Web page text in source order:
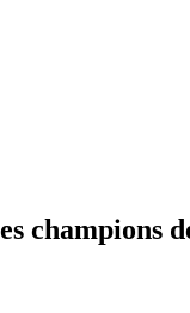
champions